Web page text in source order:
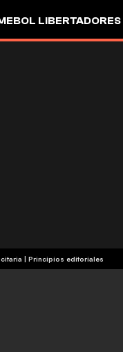
LIBERTADORES
| Principios editoriales